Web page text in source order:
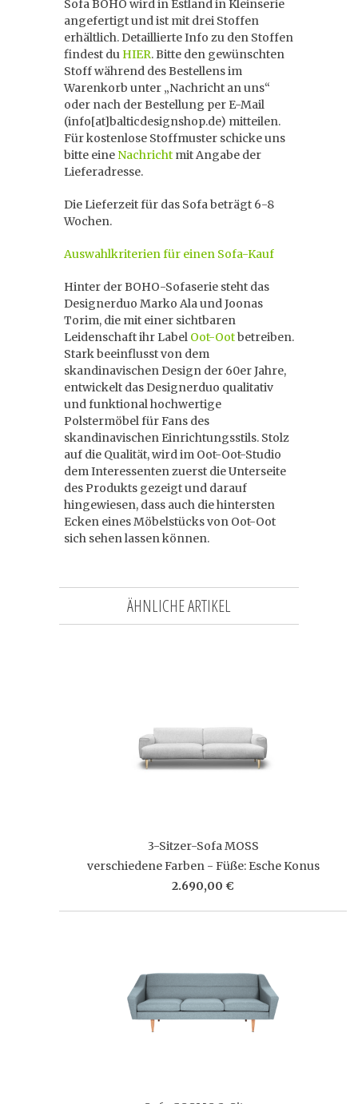
Sofa BOHO wird in Estland in Kleinserie
angefertigt und ist mit drei Stoffen
erhältlich. Detaillierte Info zu den Stoffen
findest du HIER. Bitte den gewünschten
Stoff während des Bestellens im
Warenkorb unter „Nachricht an uns“
oder nach der Bestellung per E-Mail
(info[at]balticdesignshop.de) mitteilen.
Für kostenlose Stoffmuster schicke uns
bitte eine Nachricht mit Angabe der
Lieferadresse.
Die Lieferzeit für das Sofa beträgt 6-8
Wochen.
Auswahlkriterien für einen Sofa-Kauf
Hinter der BOHO-Sofaserie steht das
Designerduo Marko Ala und Joonas
Torim, die mit einer sichtbaren
Leidenschaft ihr Label Oot-Ootbetreiben.
Stark beeinflusst von dem
skandinavischen Design der 60er Jahre,
entwickelt das Designerduo qualitativ
und funktional hochwertige
Polstermöbel für Fans des
skandinavischen Einrichtungsstils. Stolz
auf die Qualität, wird im Oot-Oot-Studio
dem Interessenten zuerst die Unterseite
des Produkts gezeigt und darauf
hingewiesen, dass auch die hintersten
Ecken eines Möbelstücks von Oot-Oot
sich sehen lassen können.
ÄHNLICHE ARTIKEL
3-Sitzer-Sofa MOSS
verschiedene Farben - Füße: Esche Konus
2.690,00 €